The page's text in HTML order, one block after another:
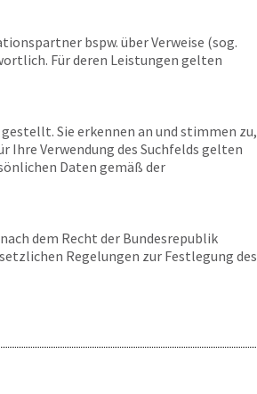
bspw. über Verweise (sog.
Für deren Leistungen gelten
Sie erkennen an und stimmen zu,
Verwendung des Suchfelds gelten
Daten gemäß der
dem Recht der Bundesrepublik
Regelungen zur Festlegung des